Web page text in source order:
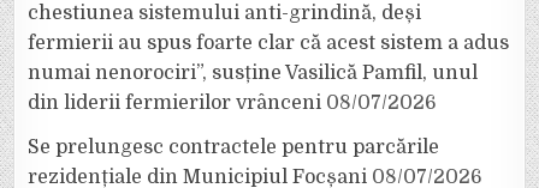
chestiunea sistemului anti-grindină, deși
fermierii au spus foarte clar că acest sistem a adus
numai nenorociri”, susține Vasilică Pamfil, unul
din liderii fermierilor vrânceni 08/07/2026
Se prelungesc contractele pentru parcările
rezidențiale din Municipiul Focșani 08/07/2026